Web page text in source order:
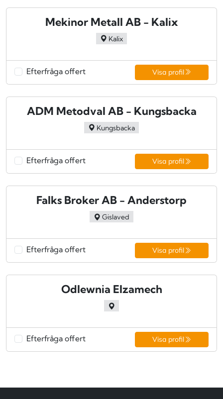
Mekinor Metall AB - Kalix
Kalix
Efterfråga offert Visa profil
ADM Metodval AB - Kungsbacka
Kungsbacka
Efterfråga offert Visa profil
Falks Broker AB - Anderstorp
Gislaved
Efterfråga offert Visa profil
Odlewnia Elzamech
Efterfråga offert Visa profil